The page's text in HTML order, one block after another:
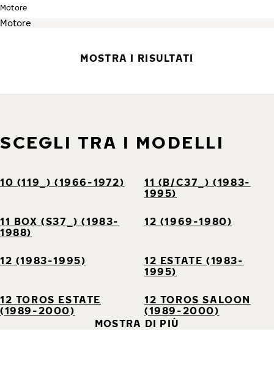
Motore
MOSTRA I RISULTATI
SCEGLI TRA I MODELLI
10 (119_) (1966-1972)
11 (B/C37_) (1983-
1995)
11 BOX (S37_) (1983-
1988)
12 (1969-1980)
12 (1983-1995)
12 ESTATE (1983-
1995)
12 TOROS ESTATE
(1989-2000)
12 TOROS SALOON
(1989-2000)
MOSTRA DI PIÙ